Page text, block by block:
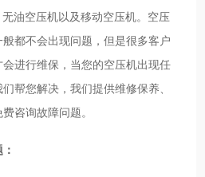
油空压机以及移动空压机。空压
都不会出现问题，但是很多客户
进行维保，当您的空压机出现任
帮您解决，我们提供维修保养、
咨询故障问题。